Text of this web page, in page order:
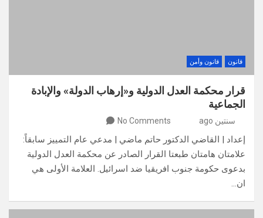
قانون قانون وأمن
قرار محكمة العدل الدولية و«إرهاب الدولة» والإبادة
الجماعية
سنتين ago No Comments
إعداد | القاضي الدكتور حاتم ماضي | مدعي عام التمييز سابقاً:
علامتان هامتان طبعتا القرار الصادر عن محكمة العدل الدولية
بدعوى حكومة جنوب افريقيا ضد اسرائيل. العلامة الأولى هي
ان…